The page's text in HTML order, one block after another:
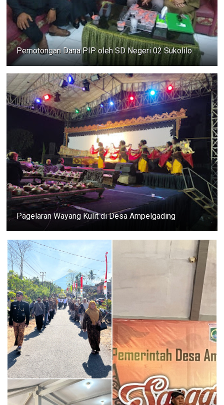
Pemotongan Dana PIP oleh SD Negeri 02 Sukolilo
Pagelaran Wayang Kulit di Desa Ampelgading